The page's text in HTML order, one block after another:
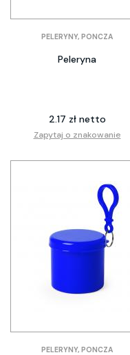
PELERYNY, PONCZA
Peleryna
2.17 zł netto
Zapytaj o znakowanie
PELERYNY, PONCZA